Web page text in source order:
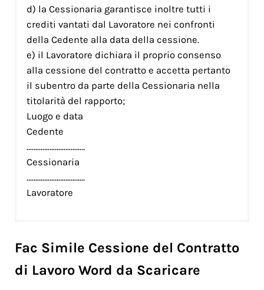
d) la Cessionaria garantisce inoltre tutti i
crediti vantati dal Lavoratore nei confronti
della Cedente alla data della cessione.
e) il Lavoratore dichiara il proprio consenso
alla cessione del contratto e accetta pertanto
il subentro da parte della Cessionaria nella
titolarità del rapporto;
Luogo e data
Cedente
……………………………
Cessionaria
……………………………
Lavoratore
Fac Simile Cessione del Contratto
di Lavoro Word da Scaricare